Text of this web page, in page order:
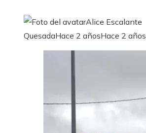
Alice Escalante
QuesadaHace 2 añosHace 2 años